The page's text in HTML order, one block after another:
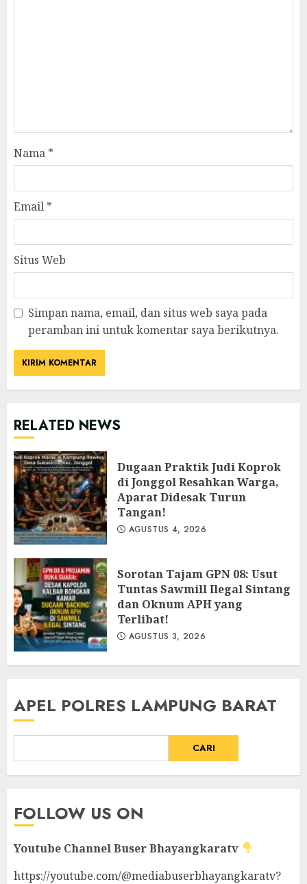
Nama *
Email *
Situs Web
Simpan nama, email, dan situs web saya pada
peramban ini untuk komentar saya berikutnya.
RELATED NEWS
Dugaan Praktik Judi Koprok
di Jonggol Resahkan Warga,
Aparat Didesak Turun
Tangan!
AGUSTUS 4, 2026
‎Sorotan Tajam GPN 08: Usut
Tuntas Sawmill Ilegal Sintang
dan Oknum APH yang
Terlibat!
AGUSTUS 3, 2026
APEL POLRES LAMPUNG BARAT
CARI
FOLLOW US ON
Youtube ChannelBuser Bhayangkaratv
https://youtube.com/@mediabuserbhayangkaratv?